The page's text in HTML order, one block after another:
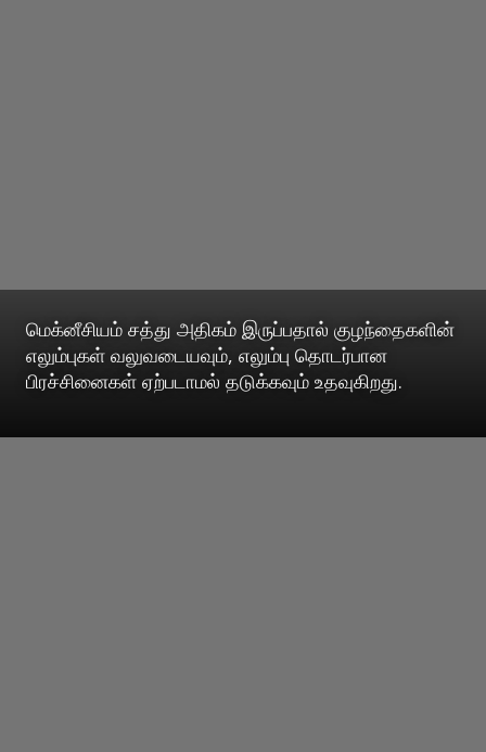
மெக்னீசியம் சத்து அதிகம் இருப்பதால் குழந்தைகளின்
எலும்புகள் வலுவடையவும், எலும்பு தொடர்பான
பிரச்சினைகள் ஏற்படாமல் தடுக்கவும் உதவுகிறது.